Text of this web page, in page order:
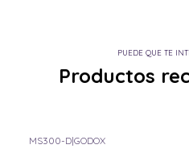
PUEDE QUE TE
Productos
MS300-D|GODOX